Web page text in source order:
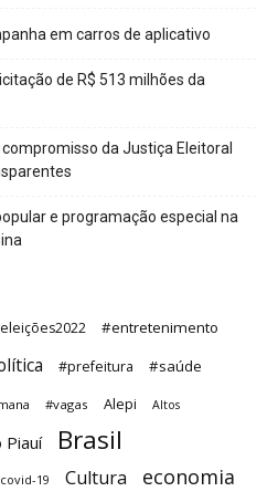
em carros de aplicativo
de R$ 513 milhões da
da Justiça Eleitoral
e programação especial na
#entretenimento
#prefeitura #saúde
#vagas Alepi Altos
Piauí Brasil
covid-19 Cultura economia